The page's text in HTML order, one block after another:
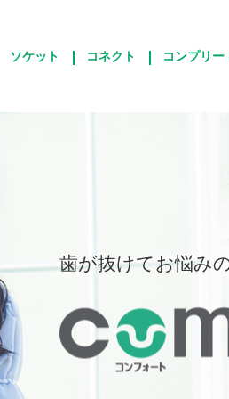
ソケット コネクト コンプリー
歯が抜けてお悩み